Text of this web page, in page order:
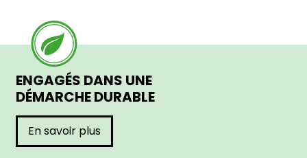
ENGAGÉS DANS UNE
DÉMARCHE DURABLE
En savoir plus